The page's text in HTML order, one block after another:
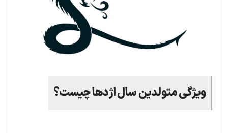
ویژگی متولدین سال اژدها چیست؟